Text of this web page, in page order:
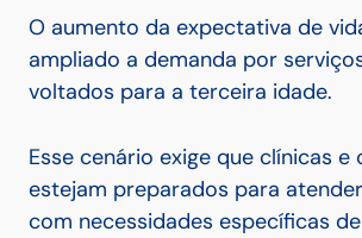
O aumento da expectativa de
ampliado a demanda por
voltados para a terceira idade.
Esse cenário exige que clínicas e
estejam preparados para
com necessidades específicas